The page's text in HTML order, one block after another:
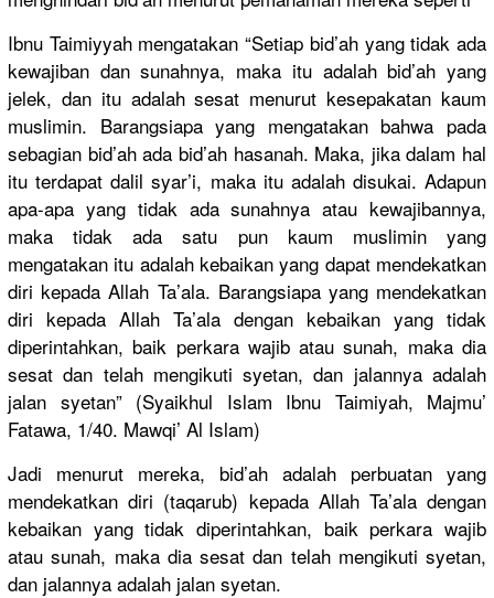
Ibnu Taimiyyah mengatakan “Setiap bid’ah yang tidak ada
kewajiban dan sunahnya, maka itu adalah bid’ah yang
jelek, dan itu adalah sesat menurut kesepakatan kaum
muslimin. Barangsiapa yang mengatakanbahwa pada
sebagian bid’ah ada bid’ah hasanah. Maka, jika dalam hal
itu terdapat dalil syar’i, maka itu adalah disukai. Adapun
apa-apa yang tidak ada sunahnya atau kewajibannya,
maka tidak ada satu pun kaum muslimin yang
mengatakan itu adalah kebaikan yang dapat mendekatkan
diri kepada Allah Ta’ala. Barangsiapa yang mendekatkan
diri kepada Allah Ta’ala dengan kebaikan yang tidak
diperintahkan, baik perkara wajib atau sunah, maka dia
sesat dan telah mengikuti syetan, dan jalannya adalah
jalan syetan” (Syaikhul Islam Ibnu Taimiyah, Majmu’
Fatawa, 1/40. Mawqi’ Al Islam)
Jadi menurut mereka, bid’ah adalah perbuatan yang
mendekatkan diri (taqarub) kepada Allah Ta’ala dengan
kebaikan yang tidak diperintahkan, baik perkara wajib
atau sunah, maka dia sesat dan telah mengikuti syetan,
dan jalannya adalah jalan syetan.